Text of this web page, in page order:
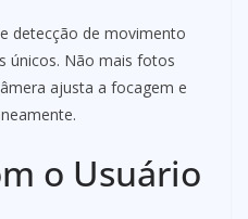
detecção de movimento
únicos. Não mais fotos
ajusta a focagem e
o Usuário